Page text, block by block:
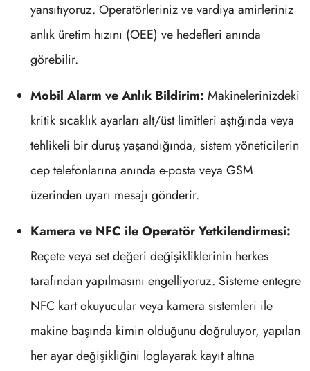
yansıtıyoruz. Operatörleriniz ve vardiya amirleriniz
anlık üretim hızını (OEE) ve hedefleri anında
görebilir.
Mobil Alarm ve Anlık Bildirim: Makinelerinizdeki
kritik sıcaklık ayarları alt/üst limitleri aştığında veya
tehlikeli bir duruş yaşandığında, sistem yöneticilerin
cep telefonlarına anında e-posta veya GSM
üzerinden uyarı mesajı gönderir.
Kamera ve NFC ile Operatör Yetkilendirmesi:
Reçete veya set değeri değişikliklerinin herkes
tarafından yapılmasını engelliyoruz. Sisteme entegre
NFC kart okuyucular veya kamera sistemleri ile
makine başında kimin olduğunu doğruluyor, yapılan
her ayar değişikliğini loglayarak kayıt altına